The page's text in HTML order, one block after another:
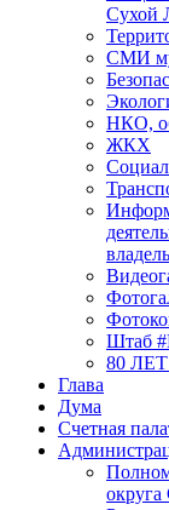
Сухой
СМИ
НКО,
ЖКХ
Штаб
80
Глава
Дума
Счетная